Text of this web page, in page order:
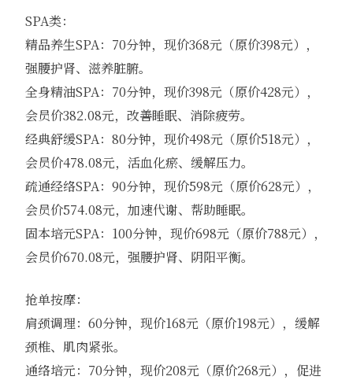
SPA类：
精品养生SPA：70分钟，现价368元（原价398元），
强腰护肾、滋养脏腑。
全身精油SPA：70分钟，现价398元（原价428元），
会员价382.08元，改善睡眠、消除疲劳。
经典舒缓SPA：80分钟，现价498元（原价518元），
会员价478.08元，活血化瘀、缓解压力。
疏通经络SPA：90分钟，现价598元（原价628元），
会员价574.08元，加速代谢、帮助睡眠。
固本培元SPA：100分钟，现价698元（原价788元），
会员价670.08元，强腰护肾、阴阳平衡。
抢单按摩：
肩颈调理：60分钟，现价168元（原价198元），缓解
颈椎、肌肉紧张。
通络培元：70分钟，现价208元（原价268元），促进